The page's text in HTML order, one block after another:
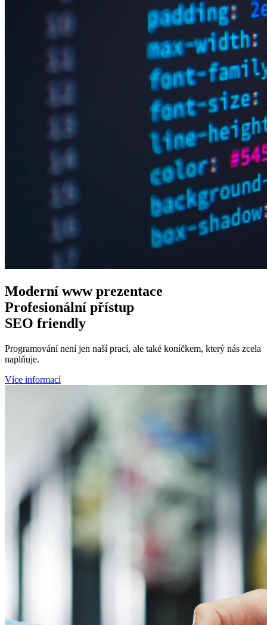
Moderní wwwprezentace
Profesionální přístup
SEO friendly
Programování není jen naší prací, ale také koníčkem, který nás zcela
naplňuje.
Více informací